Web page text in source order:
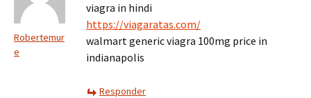
Robertemur
e
viagra in hindi
https://viagaratas.com/
walmart generic viagra 100mg price in
indianapolis
Responder